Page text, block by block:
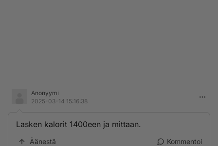
Anonyymi
2025-03-14 15:16:38
Lasken kalorit 1400een ja mittaan.
Äänestä Kommentoi